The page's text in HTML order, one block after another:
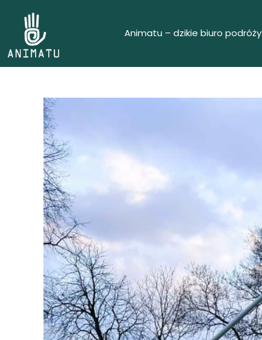
Animatu – dzikie biuro podróży